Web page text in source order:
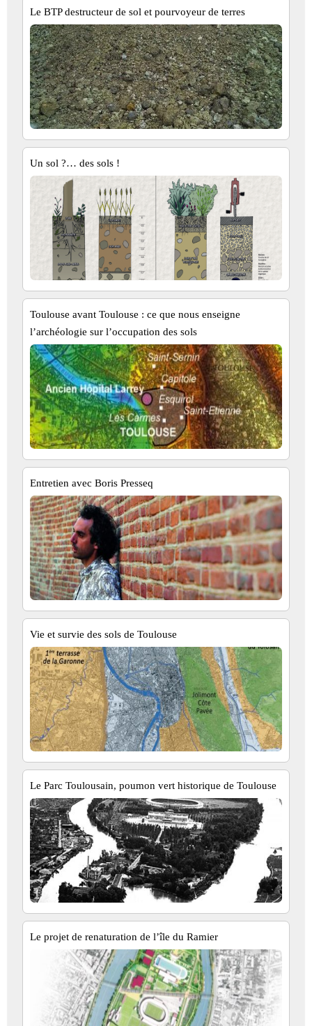
Le BTP destructeur de sol et pourvoyeur de terres
Un sol ?… des sols !
Toulouse avant Toulouse : ce que nous enseigne
l’archéologie sur l’occupation des sols
Entretien avec Boris Presseq
Vie et survie des sols de Toulouse
Le Parc Toulousain, poumon vert historique de Toulouse
Le projet de renaturation de l’île du Ramier